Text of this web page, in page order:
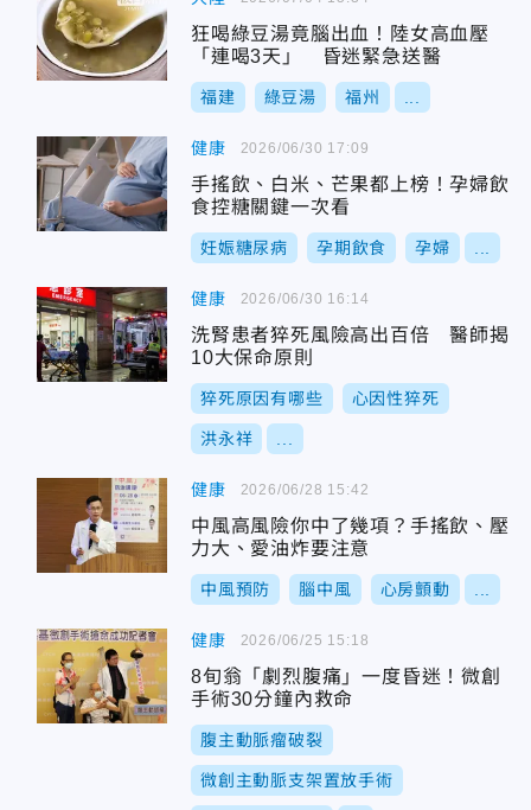
狂喝綠豆湯竟腦出血！陸女高血壓
「連喝3天」 昏迷緊急送醫
福建 綠豆湯 福州
健康
手搖飲、白米、芒果都上榜！孕婦飲
食控糖關鍵一次看
妊娠糖尿病 孕期飲食 孕婦
2026/06/30 17:09
健康
洗腎患者猝死風險高出百倍 醫師揭
10大保命原則
猝死原因有哪些 心因性猝死
洪永祥
2026/06/30 16:14
健康
中風高風險你中了幾項？手搖飲、壓
力大、愛油炸要注意
中風預防 腦中風 心房顫動
2026/06/28 15:42
健康
8旬翁「劇烈腹痛」一度昏迷！微創
手術30分鐘內救命
腹主動脈瘤破裂
微創主動脈支架置放手術
2026/06/25 15:18